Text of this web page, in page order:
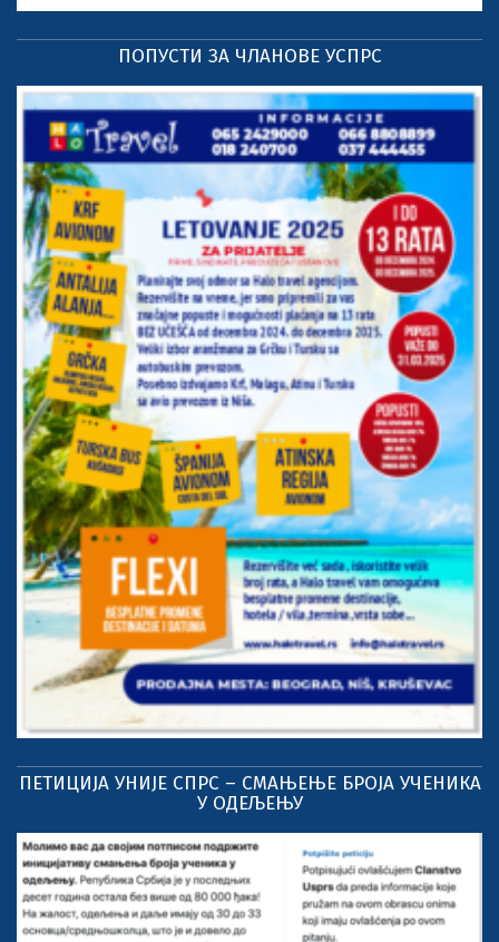
ПОПУСТИ ЗА ЧЛАНОВЕ УСПРС
ПЕТИЦИЈА УНИЈЕ СПРС – СМАЊЕЊЕ БРОЈА УЧЕНИКА
У ОДЕЉЕЊУ